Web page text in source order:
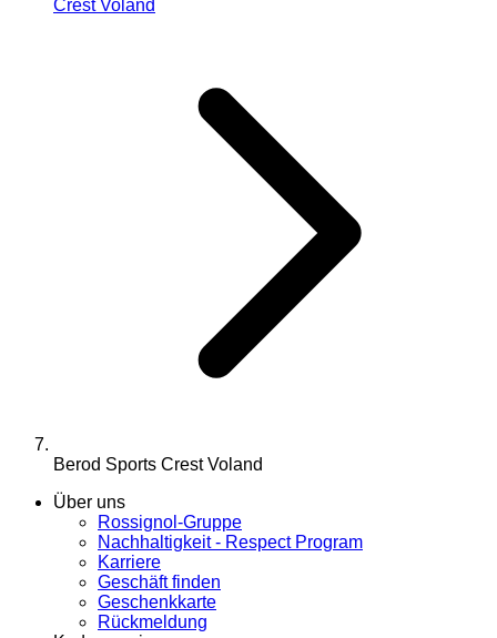
Crest Voland
Berod Sports Crest Voland
Über uns
Rossignol-Gruppe
Nachhaltigkeit - Respect Program
Karriere
Geschäft finden
Geschenkkarte
Rückmeldung